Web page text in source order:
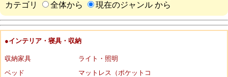
カテゴリ
全体から 現在のジャンル から
●インテリア・寝具・収納
収納家具
ライト・照明
ベッド
マットレス（ポケットコ